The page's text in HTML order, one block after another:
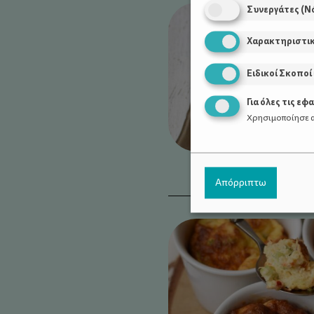
Συνεργάτες
Ειδικοί Σκοποί
Για όλες τις
Χρησιμοποίησε
Απόρριπτω